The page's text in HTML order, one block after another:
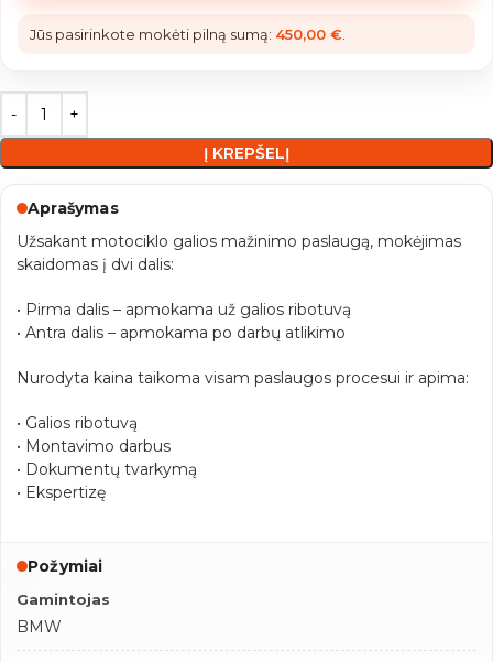
Jūs pasirinkote mokėti pilną sumą: 450,00 €
Į KREPŠELĮ
Aprašymas
Užsakant motociklo galios mažinimo paslaugą, mokėjimas
skaidomas į dvi dalis:
• Pirma dalis – apmokama už galios ribotuvą
• Antra dalis – apmokama po darbų atlikimo
Nurodyta kaina taikoma visam paslaugos procesui ir apima:
• Galios ribotuvą
• Montavimo darbus
• Dokumentų tvarkymą
• Ekspertizę
Požymiai
Gamintojas
BMW